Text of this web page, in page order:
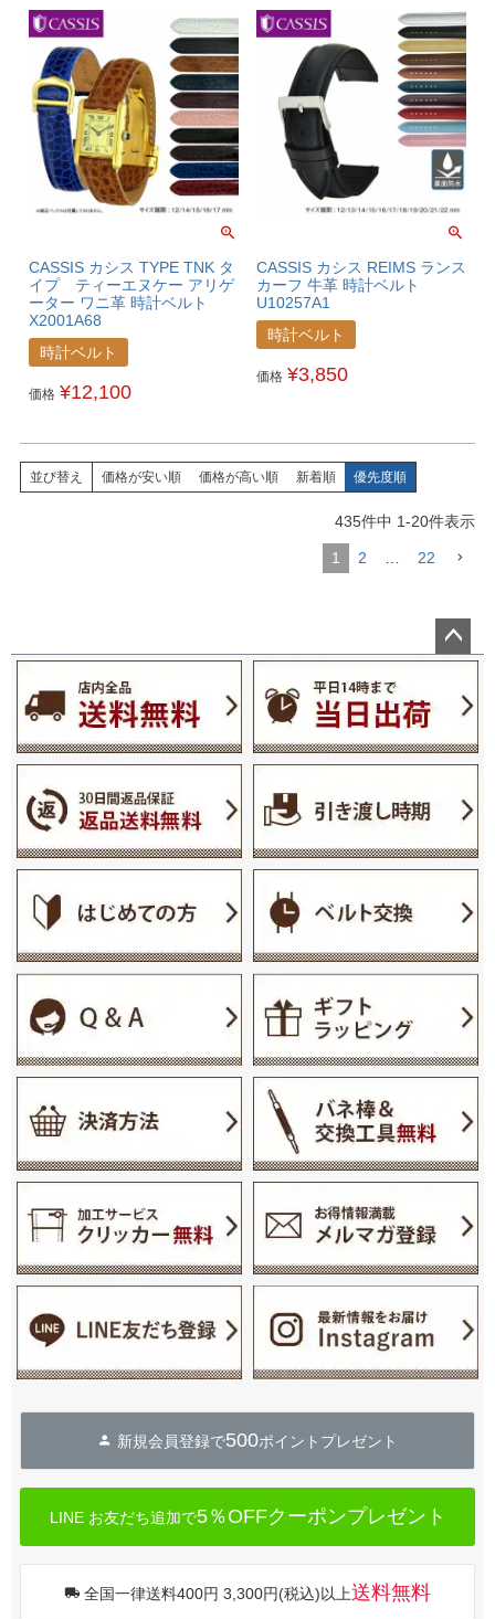
CASSIS カシス TYPE TNK タ
イプ ティーエヌケー アリゲ
ーター ワニ革 時計ベルト
X2001A68
時計ベルト
価格 ¥12,100
CASSIS カシス REIMS ランス
カーフ 牛革 時計ベルト
U10257A1
時計ベルト
価格 ¥3,850
並び替え 価格が安い順 価格が高い順 新着順 優先度順
435件中 1-20件表示
1 2 … 22
ペー
ップ
新規会員登録で500ポイントプレゼント
LINE お友だち追加で5％OFFクーポンプレゼント
全国一律送料400円 3,300円(税込)以上送料無料